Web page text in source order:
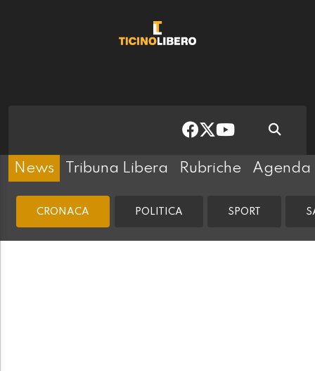
News Tribuna Libera Rubriche Agenda
CRONACA POLITICA SPORT